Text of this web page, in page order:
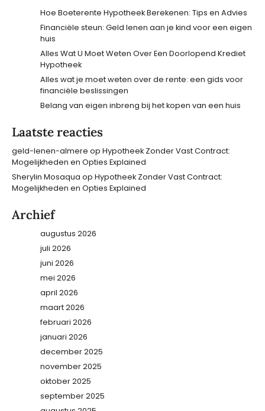
Hoe Boeterente Hypotheek Berekenen: Tips en Advies
Financiële steun: Geld lenen aan je kind voor een eigen
huis
Alles Wat U Moet Weten Over Een Doorlopend Krediet
Hypotheek
Alles wat je moet weten over de rente: een gids voor
financiële beslissingen
Belang van eigen inbreng bij het kopen van een huis
Laatste reacties
geld-lenen-almere op Hypotheek Zonder Vast Contract:
Mogelijkheden en Opties Explained
Sherylin Mosaqua op Hypotheek Zonder Vast Contract:
Mogelijkheden en Opties Explained
Archief
augustus 2026
juli 2026
juni 2026
mei 2026
april 2026
maart 2026
februari 2026
januari 2026
december 2025
november 2025
oktober 2025
september 2025